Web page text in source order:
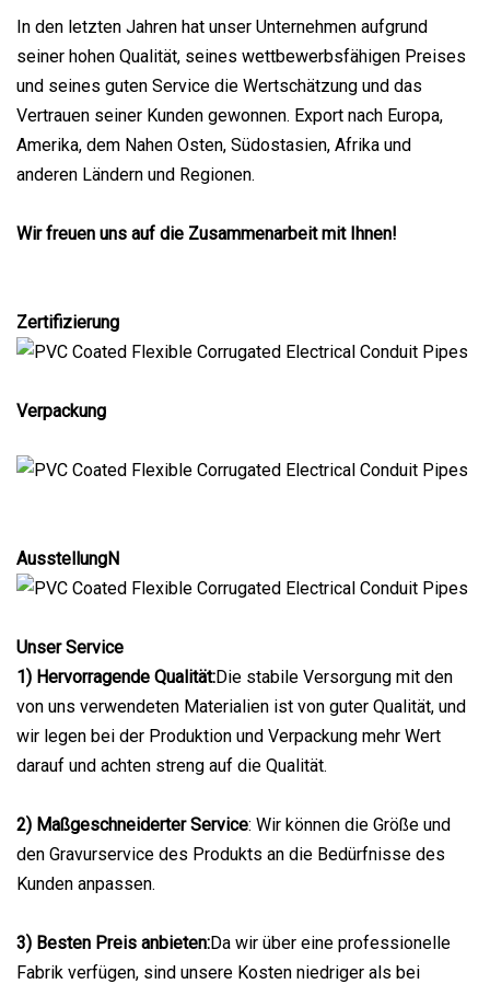
In den letzten Jahren hat unser Unternehmen aufgrund
seiner hohen Qualität, seines wettbewerbsfähigen Preises
und seines guten Service die Wertschätzung und das
Vertrauen seiner Kunden gewonnen. Export nach Europa,
Amerika, dem Nahen Osten, Südostasien, Afrika und
anderen Ländern und Regionen.
Wir freuen uns auf die Zusammenarbeit mit Ihnen!
Zertifizierung
Verpackung
AusstellungN
Unser Service
1) Hervorragende Qualität:Die stabile Versorgung mit den
von uns verwendeten Materialien ist von guter Qualität, und
wir legen bei der Produktion und Verpackung mehr Wert
darauf und achten streng auf die Qualität.
2) Maßgeschneiderter Service: Wir können die Größe und
den Gravurservice des Produkts an die Bedürfnisse des
Kunden anpassen.
3) Besten Preis anbieten:Da wir über eine professionelle
Fabrik verfügen, sind unsere Kosten niedriger als bei